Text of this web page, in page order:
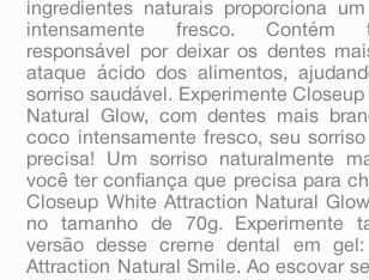
ingredientes naturais proporciona
intensamente fresco. Contém
responsável por deixar os dentes
ataque ácido dos alimentos,
sorriso saudável. Experimente
Natural Glow, com dentes mais
coco intensamente fresco, seu
precisa! Um sorriso naturalmente
você ter confiança que precisa para
Closeup White Attraction Natural
no tamanho de 70g. Experimente
versão desse creme dental em gel:
Attraction Natural Smile. Ao escovar